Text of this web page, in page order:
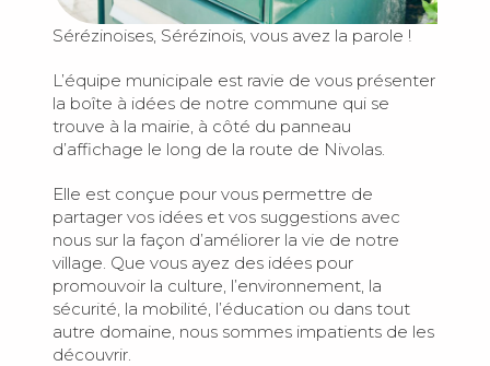
Sérézinoises, Sérézinois, vous avez la parole !
L’équipe municipale est ravie de vous présenter
la boîte à idées de notre commune qui se
trouve à la mairie, à côté du panneau
d’affichage le long de la route de Nivolas.
Elle est conçue pour vous permettre de
partager vos idées et vos suggestions avec
nous sur la façon d’améliorer la vie de notre
village. Que vous ayez des idées pour
promouvoir la culture, l’environnement, la
sécurité, la mobilité, l’éducation ou dans tout
autre domaine, nous sommes impatients de les
découvrir.